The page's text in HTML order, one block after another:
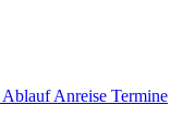
AblaufAnreise Termine